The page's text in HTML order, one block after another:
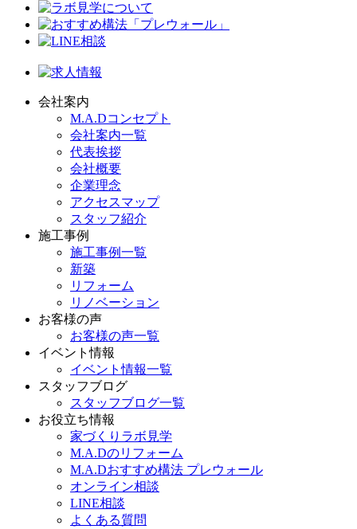
会社案内
M.A.Dコンセプト
会社案内一覧
代表挨拶
会社概要
企業理念
アクセスマップ
スタッフ紹介
施工事例
施工事例一覧
新築
リフォーム
リノベーション
お客様の声
お客様の声一覧
イベント情報
イベント情報一覧
スタッフブログ
スタッフブログ一覧
お役立ち情報
家づくりラボ見学
M.A.Dのリフォーム
M.A.Dおすすめ構法 プレウォール
オンライン相談
LINE相談
よくある質問